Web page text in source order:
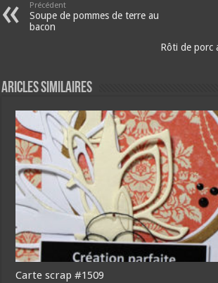
Précédent
Soupe de pommes de terre au
bacon
Rôti de porc
Aricles similaires
Carte scrap #1509